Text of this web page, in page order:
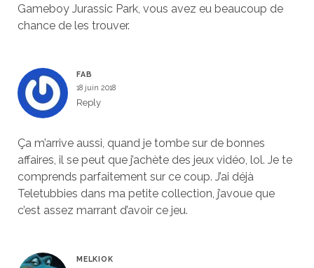
Gameboy Jurassic Park, vous avez eu beaucoup de
chance de les trouver.
FAB
18 juin 2018
Reply
Ça m’arrive aussi, quand je tombe sur de bonnes
affaires, il se peut que j’achète des jeux vidéo, lol. Je te
comprends parfaitement sur ce coup. J’ai déjà
Teletubbies dans ma petite collection, j’avoue que
c’est assez marrant d’avoir ce jeu.
MELKIOK